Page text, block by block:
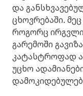
და
ცხოვრებაში.
როგორც
გარემოში
კატასტროფად
უცხო